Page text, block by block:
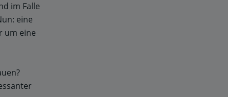
im Falle
eine
um eine